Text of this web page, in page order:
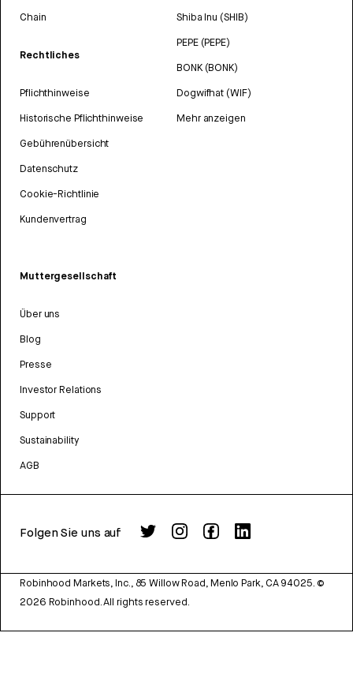
Chain
Rechtliches
Pflichthinweise
Historische Pflichthinweise
Gebührenübersicht
Datenschutz
Cookie-Richtlinie
Kundenvertrag
Shiba Inu (SHIB)
PEPE (PEPE)
BONK (BONK)
Dogwifhat (WIF)
Mehr anzeigen
Muttergesellschaft
Über uns
Blog
Presse
Investor Relations
Support
Sustainability
AGB
Folgen Sie uns auf
Robinhood Markets, Inc., 85 Willow Road, Menlo Park, CA 94025. ©
2026 Robinhood. All rights reserved.